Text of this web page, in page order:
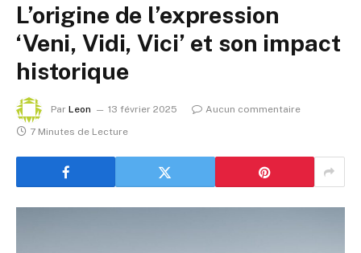
L’origine de l’expression
‘Veni, Vidi, Vici’ et son impact
historique
Par Leon 13 février 2025
Aucun commentaire
7 Minutes de Lecture